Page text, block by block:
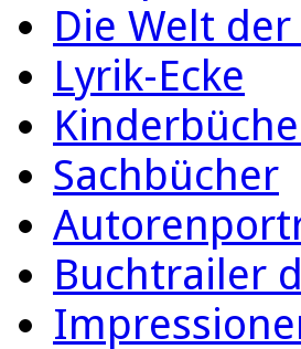
Die Welt
Lyrik-Ecke
Sachbücher
Buchtrailer